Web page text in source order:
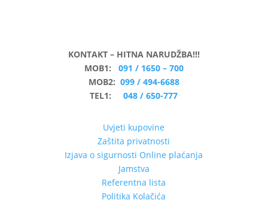
KONTAKT – HITNA NARUDŽBA!!!
MOB1: 091 / 1650 – 700
MOB2: 099 / 494-6688
TEL1:048 / 650-777
Uvjeti kupovine
Zaštita privatnosti
Izjava o sigurnosti Online plaćanja
Jamstva
Referentna lista
Politika Kolačića